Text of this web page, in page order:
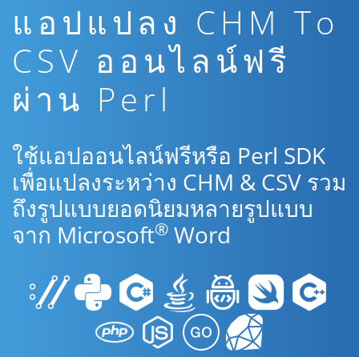
แอปแปลง CHM To
CSV ออนไลน์ฟรี
ผ่าน Perl
ใช้แอปออนไลน์ฟรีหรือ Perl SDK
เพื่อแปลงระหว่าง CHM & CSV รวม
ถึงรูปแบบยอดนิยมหลายรูปแบบ
จาก Microsoft® Word